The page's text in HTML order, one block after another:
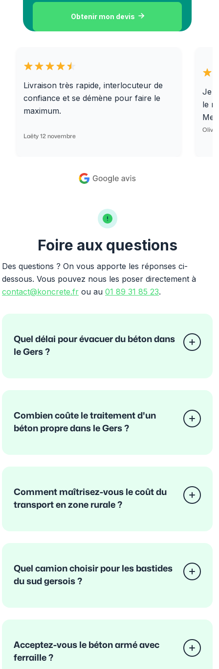
Obtenir mon devis 
Livraison très rapide, interlocuteur de
confiance et se démène pour faire le
maximum.
Laëty 12 novembre
Je
le
Foire aux questions
Des questions ? On vous apporte les réponses ci-
dessous. Vous pouvez nous les poser directement à
contact@koncrete.fr ou au 01 89 31 85 23.
Quel délai pour évacuer du béton dans
le Gers ?
Combien coûte le traitement d'un
béton propre dans le Gers ?
Comment maîtrisez-vous le coût du
transport en zone rurale ?
Quel camion choisir pour les bastides
du sud gersois ?
Acceptez-vous le béton armé avec
ferraille ?